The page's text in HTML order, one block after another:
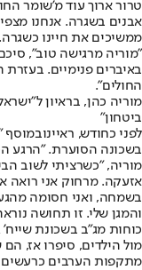
אבנים בשגרה. אנחנו
ממשיכים את חיינו
"מוריה מרגישה טוב",
באיברים פנימיים.
החולים".
מוריה כהן, בראיון
ביטחון"
לפני כחודש, ראיינובמוסף
בשכונה הסוערת. "הרגע
מוריה, "כשרציתי לשוב
אזעקה. מרחוק אני רואה
בשמחה, ואני חסומה
והמגן שלי. זו תחושה
כוחות מג"ב בשכונת שייח'
מול הילדים, סיפרו אז,
מתקפות הערבים